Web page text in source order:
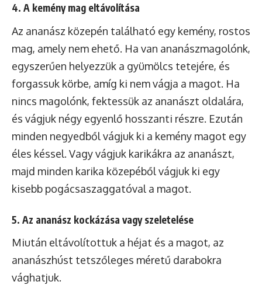
4. A kemény mag eltávolítása
Az ananász közepén található egy kemény, rostos
mag, amely nem ehető. Ha van ananászmagolónk,
egyszerűen helyezzük a gyümölcs tetejére, és
forgassuk körbe, amíg ki nem vágja a magot. Ha
nincs magolónk, fektessük az ananászt oldalára,
és vágjuk négy egyenlő hosszanti részre. Ezután
minden negyedből vágjuk ki a kemény magot egy
éles késsel. Vagy vágjuk karikákra az ananászt,
majd minden karika közepéből vágjuk ki egy
kisebb pogácsaszaggatóval a magot.
5. Az ananász kockázása vagy szeletelése
Miután eltávolítottuk a héjat és a magot, az
ananászhúst tetszőleges méretű darabokra
vághatjuk.